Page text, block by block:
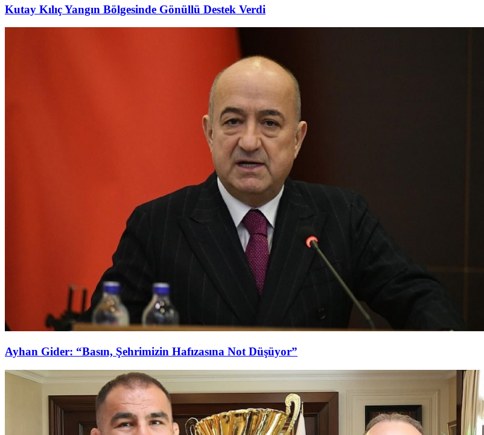
Kutay Kılıç Yangın Bölgesinde Gönüllü Destek Verdi
Ayhan Gider: “Basın, Şehrimizin Hafızasına Not Düşüyor”